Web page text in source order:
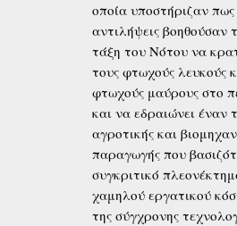
οποία υποστήριζαν πως
αντιλήψεις βοηθούσαν
τάξη του Νότου να
τους φτωχούς λευκούς
φτωχούς μαύρους στο
και να εδραιώνει έναν
αγροτικής και
παραγωγής που
συγκριτικό
χαμηλού εργατικού
της σύγχρονης